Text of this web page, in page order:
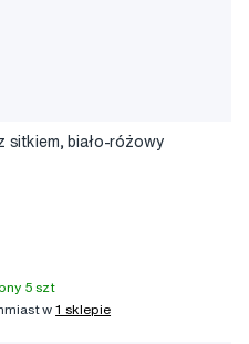
sitkiem, biało-różowy
5 szt
w1 sklepie